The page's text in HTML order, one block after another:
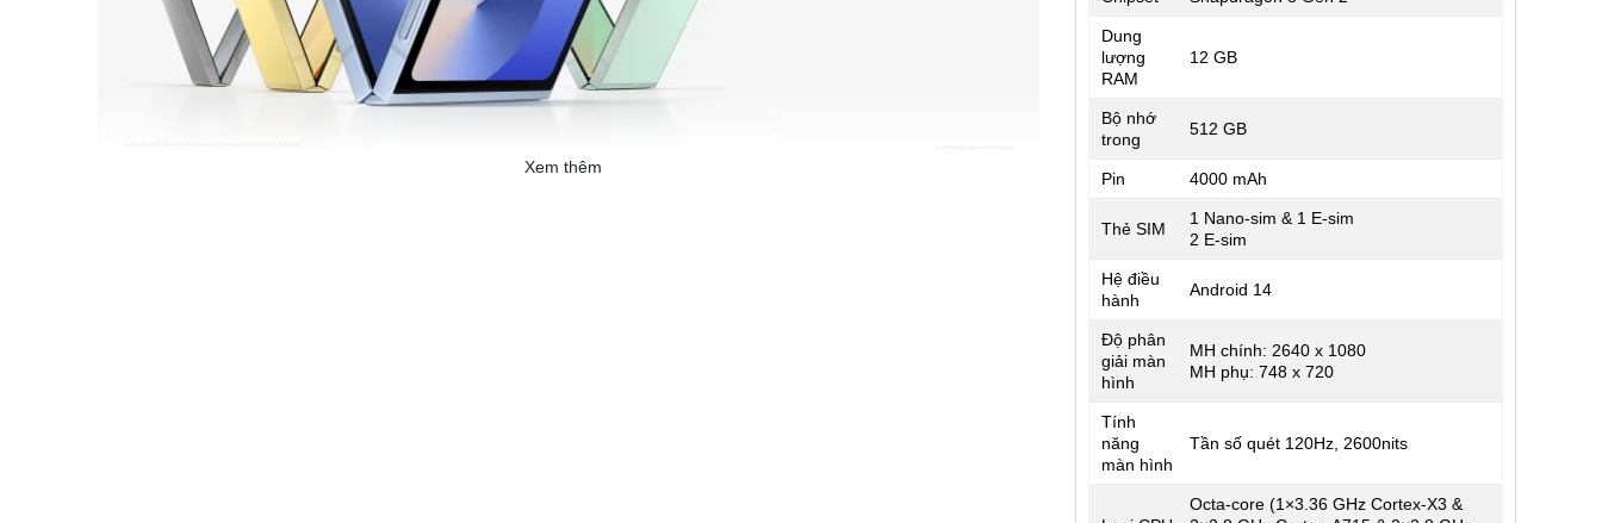
Xem thêm
Dung
lượng
RAM
12 GB
Bộ nhớ
trong
512 GB
Pin 4000 mAh
Thẻ SIM
1 Nano-sim & 1 E-sim
2 E-sim
Hệ điều
hành
Android 14
Độ phân
giải màn
hình
MH chính: 2640 x 1080
MH phụ: 748 x 720
Tính
năng
màn hình
Tần số quét 120Hz, 2600nits
Octa-core (1×3.36 GHz Cortex-X3 &